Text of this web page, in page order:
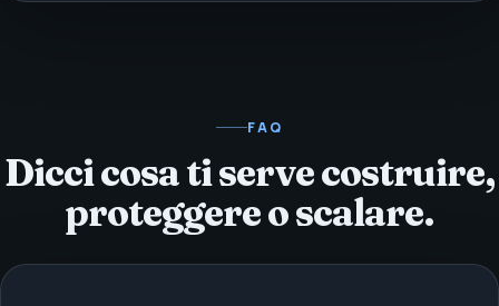
FAQ
Dicci cosa ti serve costruire,
proteggere o scalare.